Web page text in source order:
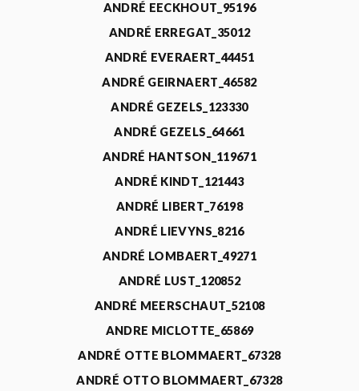
ANDRÉ EECKHOUT_95196
ANDRÉ ERREGAT_35012
ANDRÉ EVERAERT_44451
ANDRÉ GEIRNAERT_46582
ANDRÉ GEZELS_123330
ANDRÉ GEZELS_64661
ANDRÉ HANTSON_119671
ANDRÉ KINDT_121443
ANDRÉ LIBERT_76198
ANDRÉ LIEVYNS_8216
ANDRÉ LOMBAERT_49271
ANDRÉ LUST_120852
ANDRÉ MEERSCHAUT_52108
ANDRE MICLOTTE_65869
ANDRÉ OTTE BLOMMAERT_67328
ANDRÉ OTTO BLOMMAERT_67328